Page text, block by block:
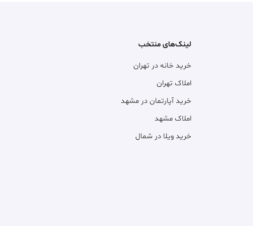
لینک‌های منتخب
خرید خانه در تهران
املاک تهران
خرید آپارتمان در مشهد
املاک مشهد
خرید ویلا در شمال